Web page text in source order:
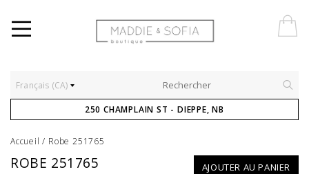
Français (CA)
250 CHAMPLAIN ST - DIEPPE, NB
Accueil / Robe 251765
AJOUTER AU PANIER
ROBE 251765